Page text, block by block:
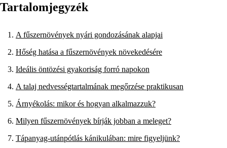
Tartalomjegyzék
A fűszernövények nyári gondozásának alapjai
Hőség hatása a fűszernövények növekedésére
Ideális öntözési gyakoriság forró napokon
A talaj nedvességtartalmának megőrzése praktikusan
Árnyékolás: mikor és hogyan alkalmazzuk?
Milyen fűszernövények bírják jobban a meleget?
Tápanyag-utánpótlás kánikulában: mire figyeljünk?